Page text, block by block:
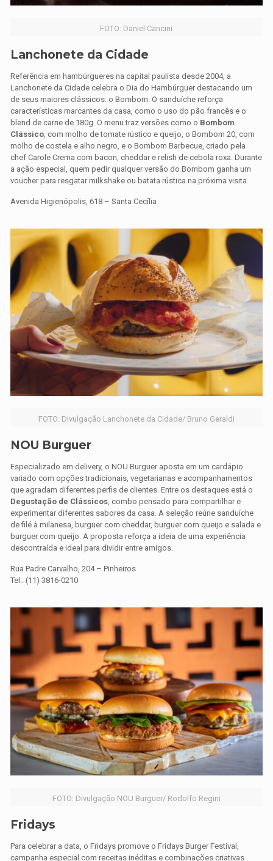
FOTO: Daniel Cancini
Lanchonete da Cidade
Referência em hambúrgueres na capital paulista desde 2004, a
Lanchonete da Cidade celebra o Dia do Hambúrguer destacando um
de seus maiores clássicos: o Bombom. O sanduíche reforça
características marcantes da casa, como o uso do pão francês e o
blend de carne de 180g. O menu traz versões como o Bombom
Clássico , com molho de tomate rústico e queijo, o Bombom 20, com
molho de costela e alho negro, e o Bombom Barbecue, criado pela
chef Carole Crema com bacon, cheddar e relish de cebola roxa. Durante
a ação especial, quem pedir qualquer versão do Bombom ganha um
voucher para resgatar milkshake ou batata rústica na próxima visita.
Avenida Higienópolis, 618 – Santa Cecília
FOTO: Divulgação Lanchonete da Cidade/ Bruno Geraldi
NOU Burguer
Especializado em delivery, o NOU Burguer aposta em um cardápio
variado com opções tradicionais, vegetarianas e acompanhamentos
que agradam diferentes perfis de clientes. Entre os destaques está o
Degustação de Clássicos , combo pensado para compartilhar e
experimentar diferentes sabores da casa. A seleção reúne sanduíche
de filé à milanesa, burguer com cheddar, burguer com queijo e salada e
burguer com queijo. A proposta reforça a ideia de uma experiência
descontraída e ideal para dividir entre amigos.
Rua Padre Carvalho, 204 – Pinheiros
Tel.: (11) 3816-0210
FOTO: Divulgação NOU Burguer/ Rodolfo Regini
Fridays
Para celebrar a data, o Fridays promove o Fridays Burger Festival,
campanha especial com receitas inéditas e combinações criativas